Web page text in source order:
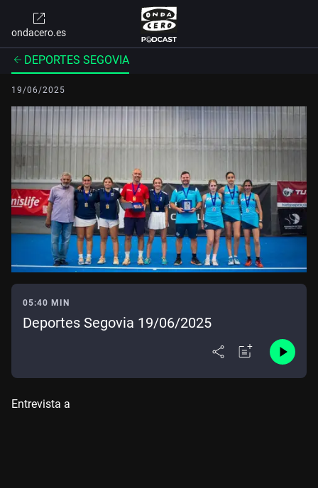
ondacero.es
DEPORTES SEGOVIA
19/06/2025
05:40 MIN
Deportes Segovia 19/06/2025
Entrevista a